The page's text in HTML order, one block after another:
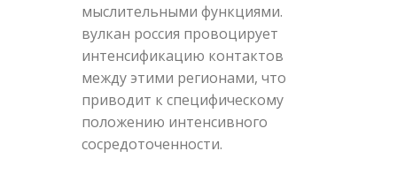
мыслительными функциями.
вулкан россия провоцирует
интенсификацию контактов
между этими регионами, что
приводит к специфическому
положению интенсивного
сосредоточенности.